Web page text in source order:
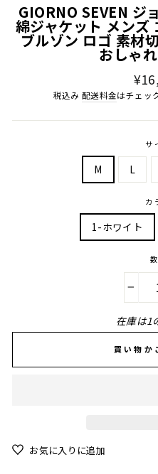
GIORNO SEVEN ジ
綿ジャケット メンズ
ブルゾン ロゴ 素材
おしゃ
通
格
税込み配送料金はチェッ
サ
M L
カ
1-ホワイト
在庫は1
買い物か
お気に入りに追加